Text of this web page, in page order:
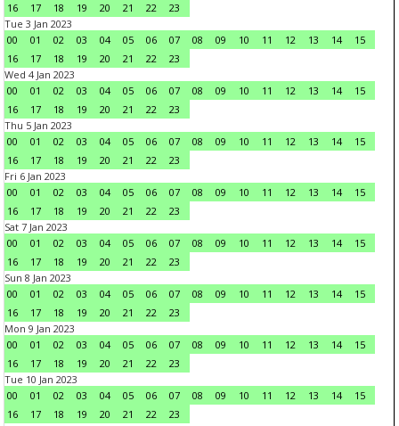
16
17 18 19 20 21 22
23
Tue 3 Jan 2023
00
01 02 03 04 05 06 07 08 09 10 11 12 13 14
15
16
17 18 19 20 21 22
23
Wed 4 Jan 2023
00
01 02 03 04 05 06 07 08 09 10 11 12 13 14
15
16
17 18 19 20 21 22
23
Thu 5 Jan 2023
00
01 02 03 04 05 06 07 08 09 10 11 12 13 14
15
16
17 18 19 20 21 22
23
Fri 6 Jan 2023
00
01 02 03 04 05 06 07 08 09 10 11 12 13 14
15
16
17 18 19 20 21 22
23
Sat 7 Jan 2023
00
01 02 03 04 05 06 07 08 09 10 11 12 13 14
15
16
17 18 19 20 21 22
23
Sun 8 Jan 2023
00
01 02 03 04 05 06 07 08 09 10 11 12 13 14
15
16
17 18 19 20 21 22
23
Mon 9 Jan 2023
00
01 02 03 04 05 06 07 08 09 10 11 12 13 14
15
16
17 18 19 20 21 22
23
Tue 10 Jan 2023
00
01 02 03 04 05 06 07 08 09 10 11 12 13 14
15
16
17 18 19 20 21 22
23